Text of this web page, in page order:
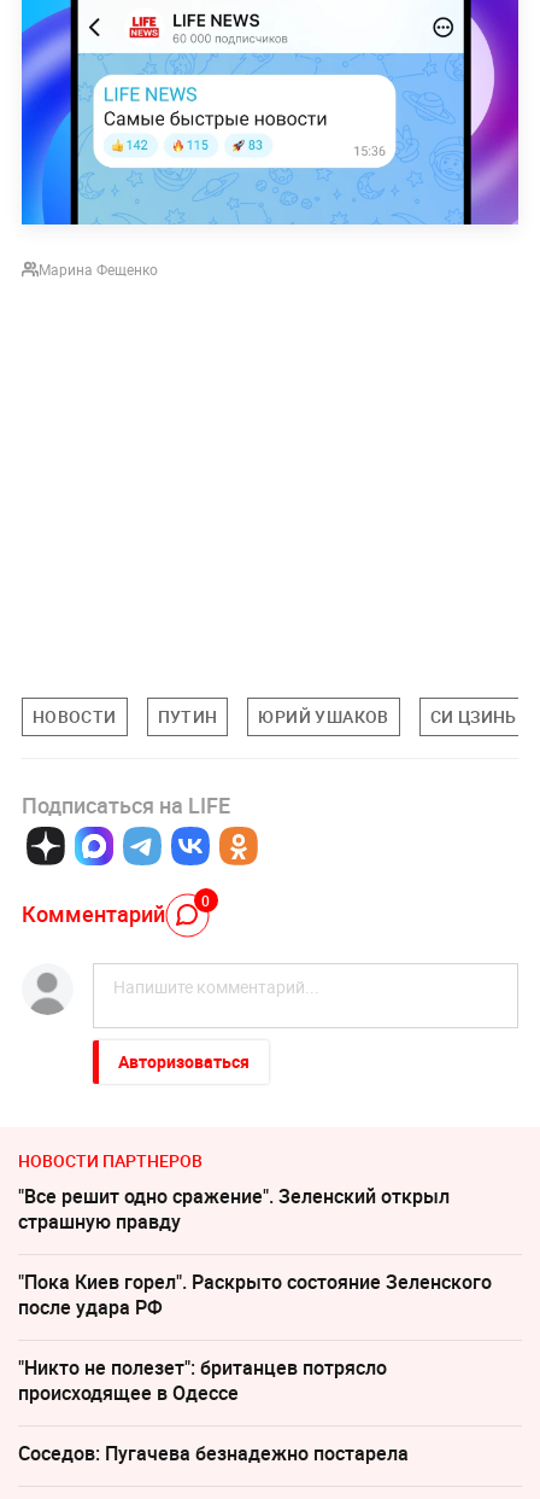
Марина Фещенко
НОВОСТИ ПУТИН ЮРИЙ УШАКОВ СИ
Подписаться на LIFE
Комментарий 0
Авторизоваться
НОВОСТИ ПАРТНЕРОВ
"Все решит одно сражение". Зеленский открыл
страшную правду
"Пока Киев горел". Раскрыто состояние Зеленского
после удара РФ
"Никто не полезет": британцев потрясло
происходящее в Одессе
Соседов: Пугачева безнадежно постарела